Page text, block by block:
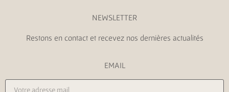
NEWSLETTER
Restons en contact et recevez nos dernières actualités
EMAIL